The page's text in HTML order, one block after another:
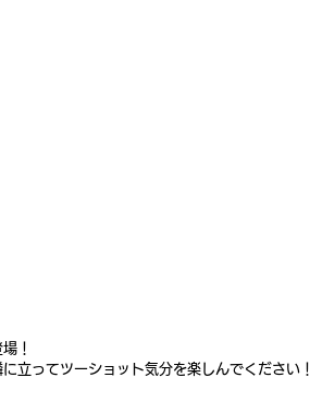
！
立ってツーショット気分を楽しんでください！